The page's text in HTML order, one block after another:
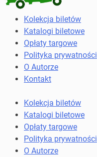
Kolekcja
biletów
komunikacji
miejskiej
kolejowych
Kolekcja biletów
Katalogi biletowe
Opłaty targowe
Polityka prywatności
O Autorze
Kontakt
Kolekcja biletów
Katalogi biletowe
Opłaty targowe
Polityka prywatności
O Autorze